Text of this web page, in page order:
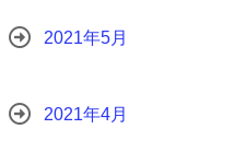
2021年5月
2021年4月